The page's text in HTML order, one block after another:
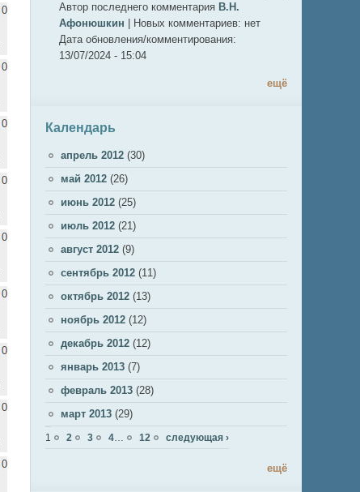
0
0
0
0
0
0
0
0
0
Автор последнего комментария В.Н.
Афонюшкин
Новых комментариев: нет
Дата обновления/комментирования:
13/07/2024 - 15:04
ещё
Календарь
апрель 2012 (30)
май 2012 (26)
июнь 2012 (25)
июль 2012 (21)
август 2012 (9)
сентябрь 2012 (11)
октябрь 2012 (13)
ноябрь 2012 (12)
декабрь 2012 (12)
январь 2013 (7)
февраль 2013 (28)
март 2013 (29)
Страницы
1 2 3 4 12 следующая ›
ещё